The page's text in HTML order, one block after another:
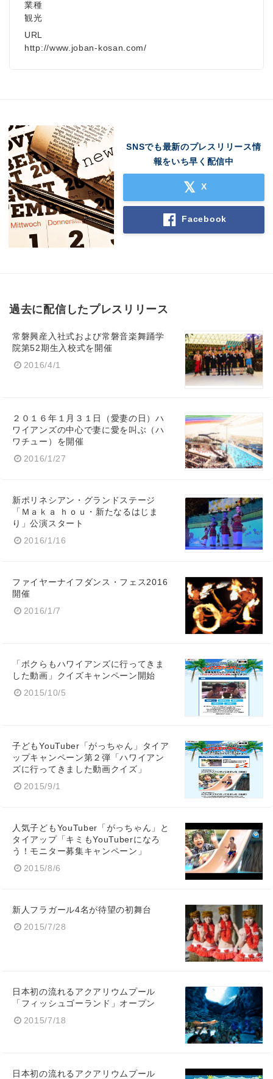
業種
観光
URL
http://www.joban-kosan.com/
SNSでも最新のプレスリリース情
報をいち早く配信中
X
Facebook
過去に配信したプレスリリース
常磐興産入社式および常磐音楽舞踊学
院第52期生入校式を開催
2016/4/1
２０１６年１月３１日（愛妻の日）ハ
ワイアンズの中心で妻に愛を叫ぶ（ハ
ワチュー）を開催
2016/1/27
新ポリネシアン・グランドステージ
「Ｍａｋａ ｈｏｕ・新たなるはじま
り」公演スタート
2016/1/16
ファイヤーナイフダンス・フェス2016
開催
2016/1/7
「ボクらもハワイアンズに行ってきま
した動画」クイズキャンペーン開始
2015/10/5
子どもYouTuber「がっちゃん」タイア
ップキャンペーン第２弾「ハワイアン
ズに行ってきました動画クイズ」
2015/9/1
人気子どもYouTuber「がっちゃん」と
タイアップ「キミもYouTuberになろ
う！モニター募集キャンペーン」
2015/8/6
新人フラガール4名が待望の初舞台
2015/7/28
日本初の流れるアクアリウムプール
「フィッシュゴーランド」オープン
2015/7/18
日本初の流れるアクアリウムプール